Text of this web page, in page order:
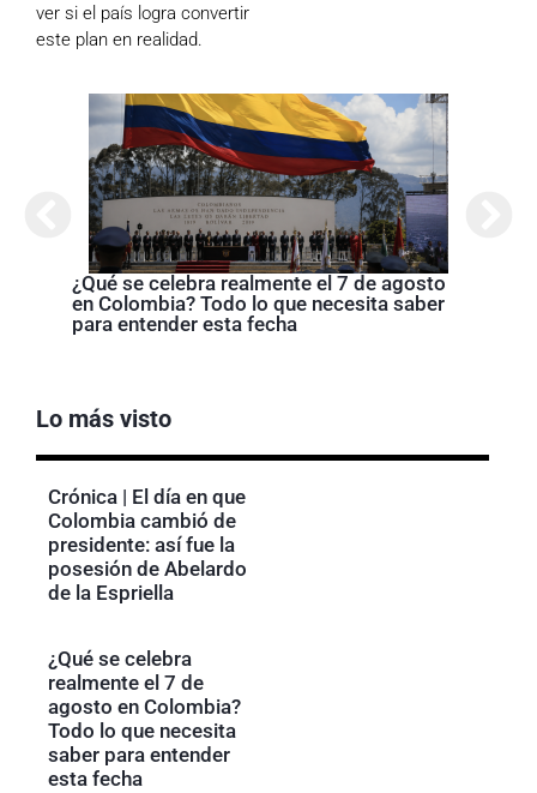
ver si el país logra convertir
este plan en realidad.
¿Qué se celebra realmente el 7 de agosto
en Colombia? Todo lo que necesita saber
para entender esta fecha
Lo más visto
Crónica | El día en que
Colombia cambió de
presidente: así fue la
posesión de Abelardo
de la Espriella
¿Qué se celebra
realmente el 7 de
agosto en Colombia?
Todo lo que necesita
saber para entender
esta fecha